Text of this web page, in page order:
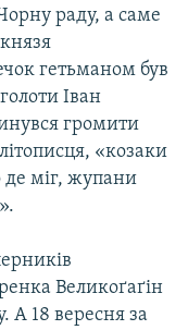
раду, а саме
гетьманом був
Іван
громити
«козаки
де міг, жупани
Великоґаґін
А 18 вересня за